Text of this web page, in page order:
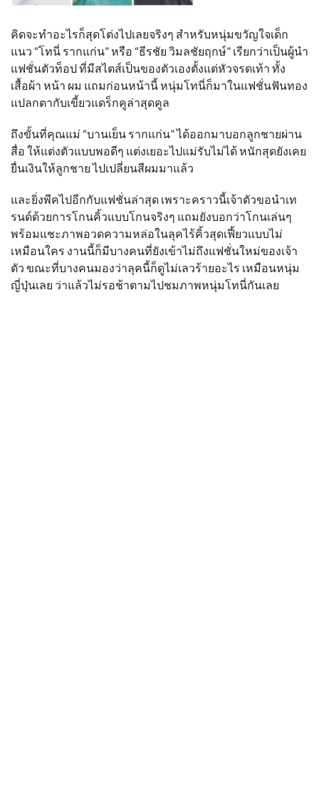
คิดจะทำอะไรก็สุดโต่งไปเลยจริงๆ สำหรับหนุ่มขวัญใจเด็ก
แนว “โทนี่ รากแก่น” หรือ “ธีรชัย วิมลชัยฤกษ์” เรียกว่าเป็นผู้นำ
แฟชั่นตัวท็อป ที่มีสไตส์เป็นของตัวเองตั้งแต่หัวจรดเท้า ทั้ง
เสื้อผ้า หน้า ผม แถมก่อนหน้านี้ หนุ่มโทนี่ก็มาในแฟชั่นฟันทอง
แปลกตากับเขี้ยวแดร็กคูล่าสุดคูล
ถึงขั้นที่คุณแม่ “บานเย็น รากแก่น” ได้ออกมาบอกลูกชายผ่าน
สื่อ ให้แต่งตัวแบบพอดีๆ แต่งเยอะไปแม่รับไม่ได้ หนักสุดยังเคย
ยื่นเงินให้ลูกชาย ไปเปลี่ยนสีผมมาแล้ว
และยิ่งพีคไปอีกกับแฟชั่นล่าสุด เพราะคราวนี้เจ้าตัวขอนำเท
รนด์ด้วยการโกนคิ้วแบบโกนจริงๆ แถมยังบอกว่าโกนเล่นๆ
พร้อมแชะภาพอวดความหล่อในลุคไร้คิ้วสุดเฟี้ยวแบบไม่
เหมือนใคร งานนี้ก็มีบางคนที่ยังเข้าไม่ถึงแฟชั่นใหม่ของเจ้า
ตัว ขณะที่บางคนมองว่าลุคนี้ก็ดูไม่เลวร้ายอะไร เหมือนหนุ่ม
ญี่ปุ่นเลย ว่าแล้วไม่รอช้าตามไปชมภาพหนุ่มโทนี่กันเลย